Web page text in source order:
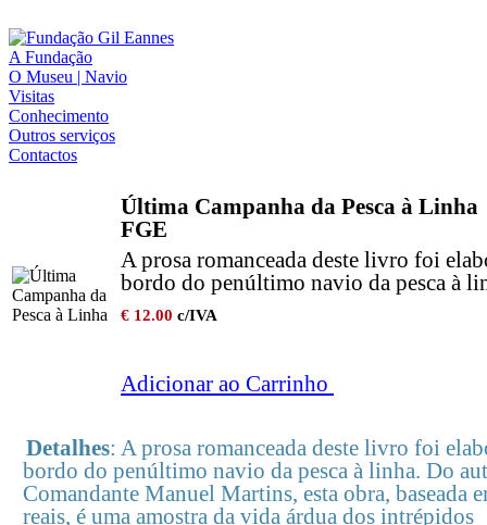
A Fundação
O Museu | Navio
Visitas
Conhecimento
Outros serviços
Contactos
Última Campanha da Pesca à Linha
FGE
A prosa romanceada deste livro foi
bordo do penúltimo navio da pesca à
€ 12.00 c/IVA
Adicionar ao Carrinho
Detalhes: A prosa romanceada deste livro foi
bordo do penúltimo navio da pesca à linha. Do
Comandante Manuel Martins, esta obra, baseada
reais, é uma amostra da vida árdua dos intrépidos